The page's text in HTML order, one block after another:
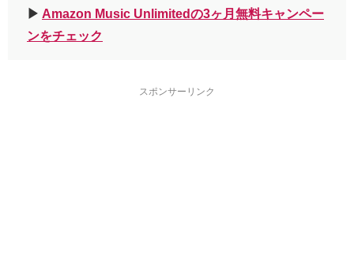
▶︎ Amazon Music Unlimitedの3ヶ月無料キャンペー
ンをチェック
スポンサーリンク